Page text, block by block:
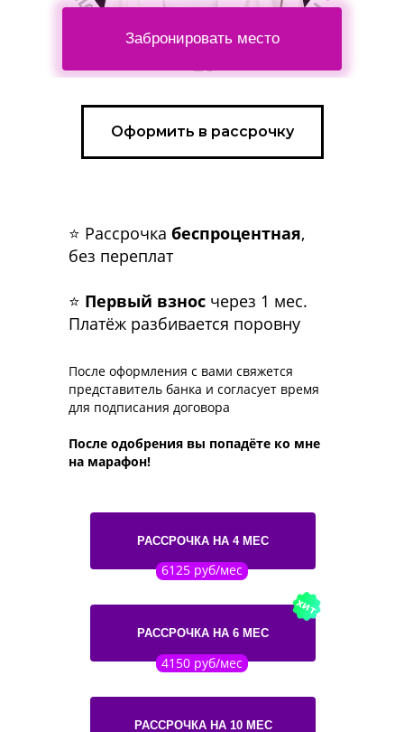
ПРИНЯТЬ УЧАСТИЕ
Забронировать место
Оформить в рассрочку
4150 руб/мес
РАССРОЧКА НА 4 МЕС
РАССРОЧКА НА 6 МЕС
РАССРОЧКА НА 10 МЕС
⭐ Рассрочка беспроцентная,
без переплат
⭐ Первый взнос через 1 мес.
Платёж разбивается поровну
После оформления с вами свяжется
представитель банка и согласует время
для подписания договора
После одобрения вы попадёте ко мне
на марафон!
6125 руб/мес
хит